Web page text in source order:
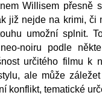
Willisem přesně
již nejde na krimi, či
umožní splnit.
noiru podle
určitého filmu k
ale může
konflikt, tematické